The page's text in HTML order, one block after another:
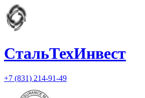
СтальТехИнвест
+7 (831) 214-91-49